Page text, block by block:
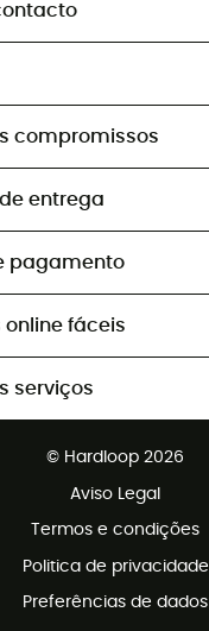
compromissos
entrega
pagamento
fáceis
em 100 dias
serviços
© Hardloop 2026
Aviso Legal
Termos e condições
Politica de privacidade
Preferências de dados